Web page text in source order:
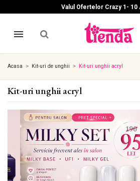
Valul Ofertelor Crazy 1- 10
Acasa Kit-uri de unghii Kit-uri unghii acryl
Kit-uri unghii acryl